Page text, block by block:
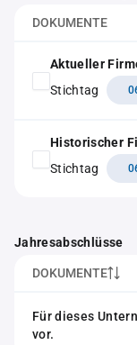
DOKUMENTE
Aktueller
Stichtag
Historischer
Stichtag
Jahresabschlüsse
DOKUMENTE
Für dieses
vor.